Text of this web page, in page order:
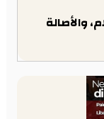
والأصالة